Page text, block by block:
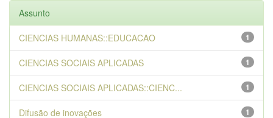
Assunto
1
CIENCIAS HUMANAS::EDUCACAO
1
CIENCIAS SOCIAIS APLICADAS
1
CIENCIAS SOCIAIS APLICADAS::CIENC...
1
Difusão de inovações